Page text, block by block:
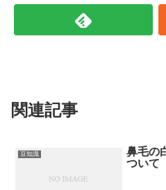
関連記事
豆知識
鼻毛の
ついて